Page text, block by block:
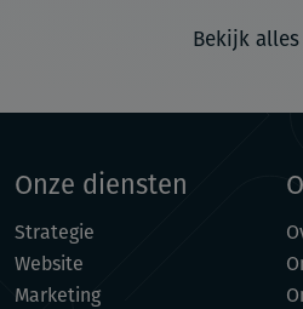
Bekijk alles
Onze diensten
Strategie
Website
Marketing